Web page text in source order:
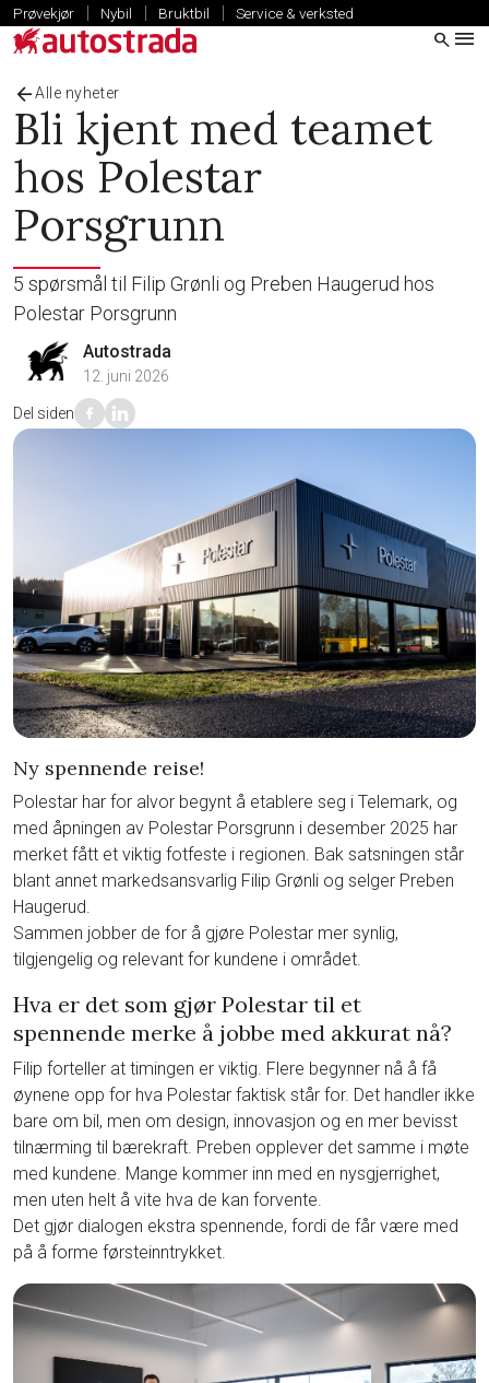
Prøvekjør | Nybil | Bruktbil | Service & verksted
search menu
Kjøpe bil
Nybil
Bruktbil
Volvo Selekt bruktbilprogram
Volvo bruktbilprogram
Kampanje
Nyttekjøretøy & varebil
Leasing og finansiering
Innbytte - vi kjøper bilen
Service & verksted
Avdelinger
Om Autostrada expand_more
Prøvekjør
Finn forhandler
arrow_backAlle nyheter
Bli kjent med teamet
hos Polestar
Porsgrunn
5 spørsmål til Filip Grønli og Preben Haugerud hos
Polestar Porsgrunn
Autostrada
12. juni 2026
Del siden
Ny spennende reise!
Polestar har for alvor begynt å etablere seg i Telemark, og
med åpningen av Polestar Porsgrunn i desember 2025 har
merket fått et viktig fotfeste i regionen. Bak satsningen står
blant annet markedsansvarlig Filip Grønli og selger Preben
Haugerud.
Sammen jobber de for å gjøre Polestar mer synlig,
tilgjengelig og relevant for kundene i området.
Hva er det som gjør Polestar til et
spennende merke å jobbe med akkurat nå?
Filip forteller at timingen er viktig. Flere begynner nå å få
øynene opp for hva Polestar faktisk står for. Det handler ikke
bare om bil, men om design, innovasjon og en mer bevisst
tilnærming til bærekraft. Preben opplever det samme i møte
med kundene. Mange kommer inn med en nysgjerrighet,
men uten helt å vite hva de kan forvente.
Det gjør dialogen ekstra spennende, fordi de får være med
på å forme førsteinntrykket.